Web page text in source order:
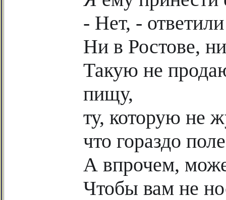
- Нет, -
Ни в Ростове,
Такую не
пищу,
ту, которую не
что гораздо
А впрочем,
Чтобы вам не